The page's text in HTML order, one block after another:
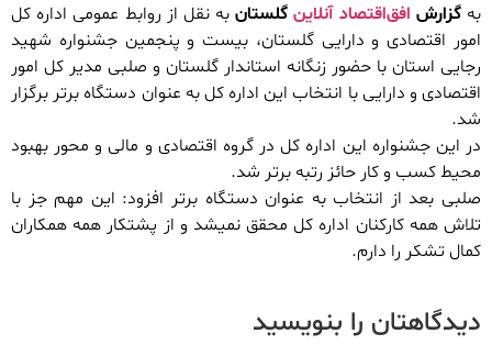
به گزارش افق‌اقتصاد آنلاینگلستانبه نقل از روابط عمومی اداره کل
امور اقتصادی و دارایی گلستان، بیست و پنجمین جشنواره شهید
رجایی استان با حضور زنگانه استاندار گلستان و صلبی مدیر کل امور
اقتصادی و دارایی با انتخاب این اداره کل به عنوان دستگاه برتر برگزار
شد.
در این جشنواره این اداره کل در گروه اقتصادی و مالی و محور بهبود
محیط کسب و کار حائز رتبه برتر شد.
صلبی بعد از انتخاب به عنوان دستگاه برتر افزود: این مهم جز با
تلاش همه کارکنان اداره کل محقق نمیشد و از پشتکار همه همکاران
کمال تشکر را دارم.
دیدگاهتان را بنویسید